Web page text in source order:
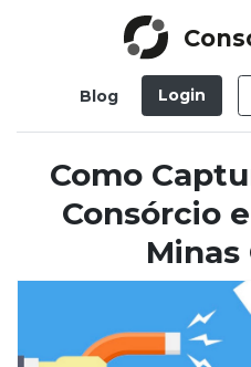
Blog Login
Como
Consórcio
Minas